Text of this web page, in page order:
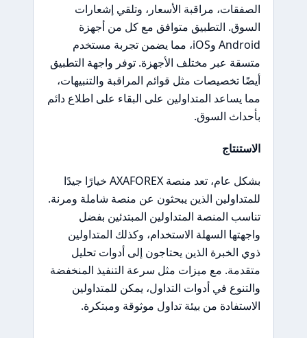
الصفقات، مراقبة الأسعار، وتلقي إشعارات
السوق. التطبيق متوافق مع كل من أجهزة
Android وiOS، مما يضمن تجربة مستخدم
متسقة عبر مختلف الأجهزة. توفر واجهة التطبيق
أيضًا تخصيصات مثل قوائم المراقبة والتنبيهات،
مما يساعد المتداولين على البقاء على اطلاع دائم
بأحداث السوق.
الاستنتاج
بشكل عام، تعد منصة AXAFOREX خيارًا جيدًا
للمتداولين الذين يبحثون عن منصة شاملة ومرنة.
تناسب المنصة المتداولين المبتدئين بفضل
واجهتها السهلة الاستخدام، وكذلك المتداولين
ذوي الخبرة الذين يحتاجون إلى أدوات تحليل
متقدمة. مع ميزات مثل سرعة التنفيذ المنخفضة
والتنوع في أدوات التداول، يمكن للمتداولين
الاستفادة من بيئة تداول موثوقة ومبتكرة.